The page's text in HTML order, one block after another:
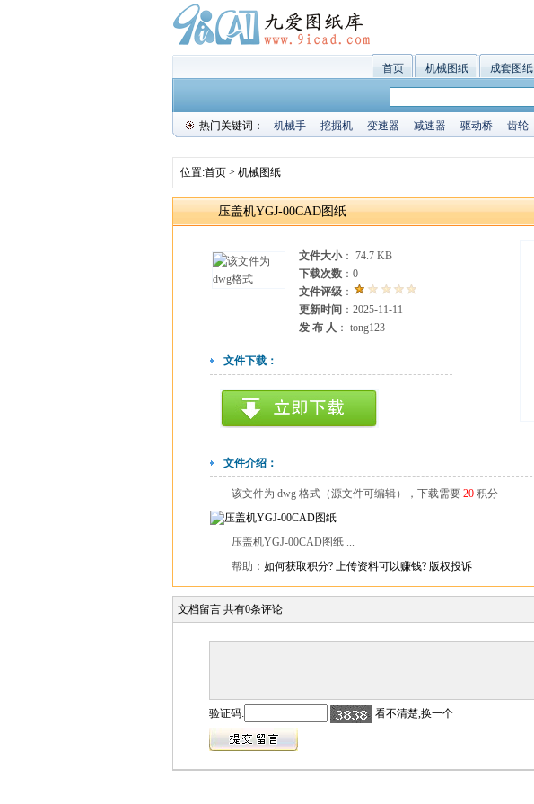
首页 机械图纸 成套图纸
热门关键词： 机械手 挖掘机 变速器 减速器 驱动桥 齿轮
位置:首页 > 机械图纸
压盖机YGJ-00CAD图纸
文件大小： 74.7 KB
下载次数 ： 0
文件评级 ：
更新时间 ：2025-11-11
发 布 人 ： tong123
文件下载：
文件介绍：
该文件为 dwg 格式（源文件可编辑），下载需要 20 积分
压盖机YGJ-00CAD图纸 ...
帮助： 如何获取积分? 上传资料可以赚钱? 版权投诉
文档留言 共有0条评论
验证码: 看不清楚,换一个